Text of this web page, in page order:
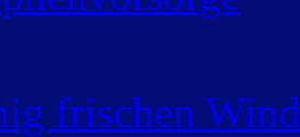
frischen